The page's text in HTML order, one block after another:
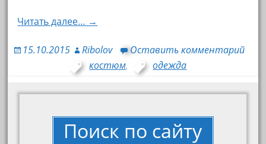
Читать далее… →
15.10.2015 Ribolov
Оставить комментарий
костюм, одежда
Поиск по сайту